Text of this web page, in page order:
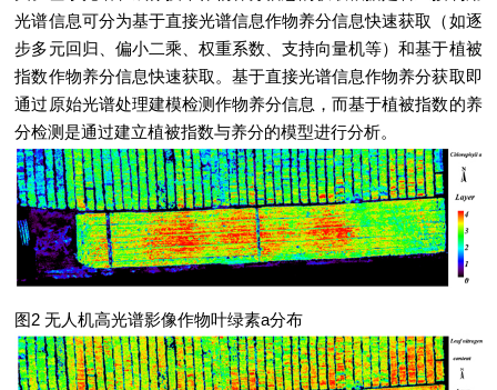
光谱信息可分为基于直接光谱信息作物养分信息快速获取（如逐
步多元回归、偏小二乘、权重系数、支持向量机等）和基于植被
指数作物养分信息快速获取。基于直接光谱信息作物养分获取即
通过原始光谱处理建模检测作物养分信息，而基于植被指数的养
分检测是通过建立植被指数与养分的模型进行分析。
图2 无人机高光谱影像作物叶绿素a分布